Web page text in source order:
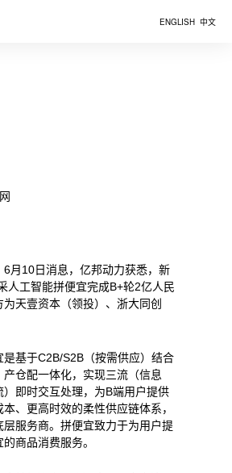
ENGLISH 中文
6月10日消息，亿邦动力获悉，新
人工智能拼便宜完成B+轮2亿人民
天壹资本（领投）、浙大同创
是基于C2B/S2B（按需供应）结合
产仓配一体化，实现三流（信息
）即时交互处理，为B端用户提供
、更高时效的柔性供应链体系，
层服务商。拼便宜致力于为用户提
商品消费服务。